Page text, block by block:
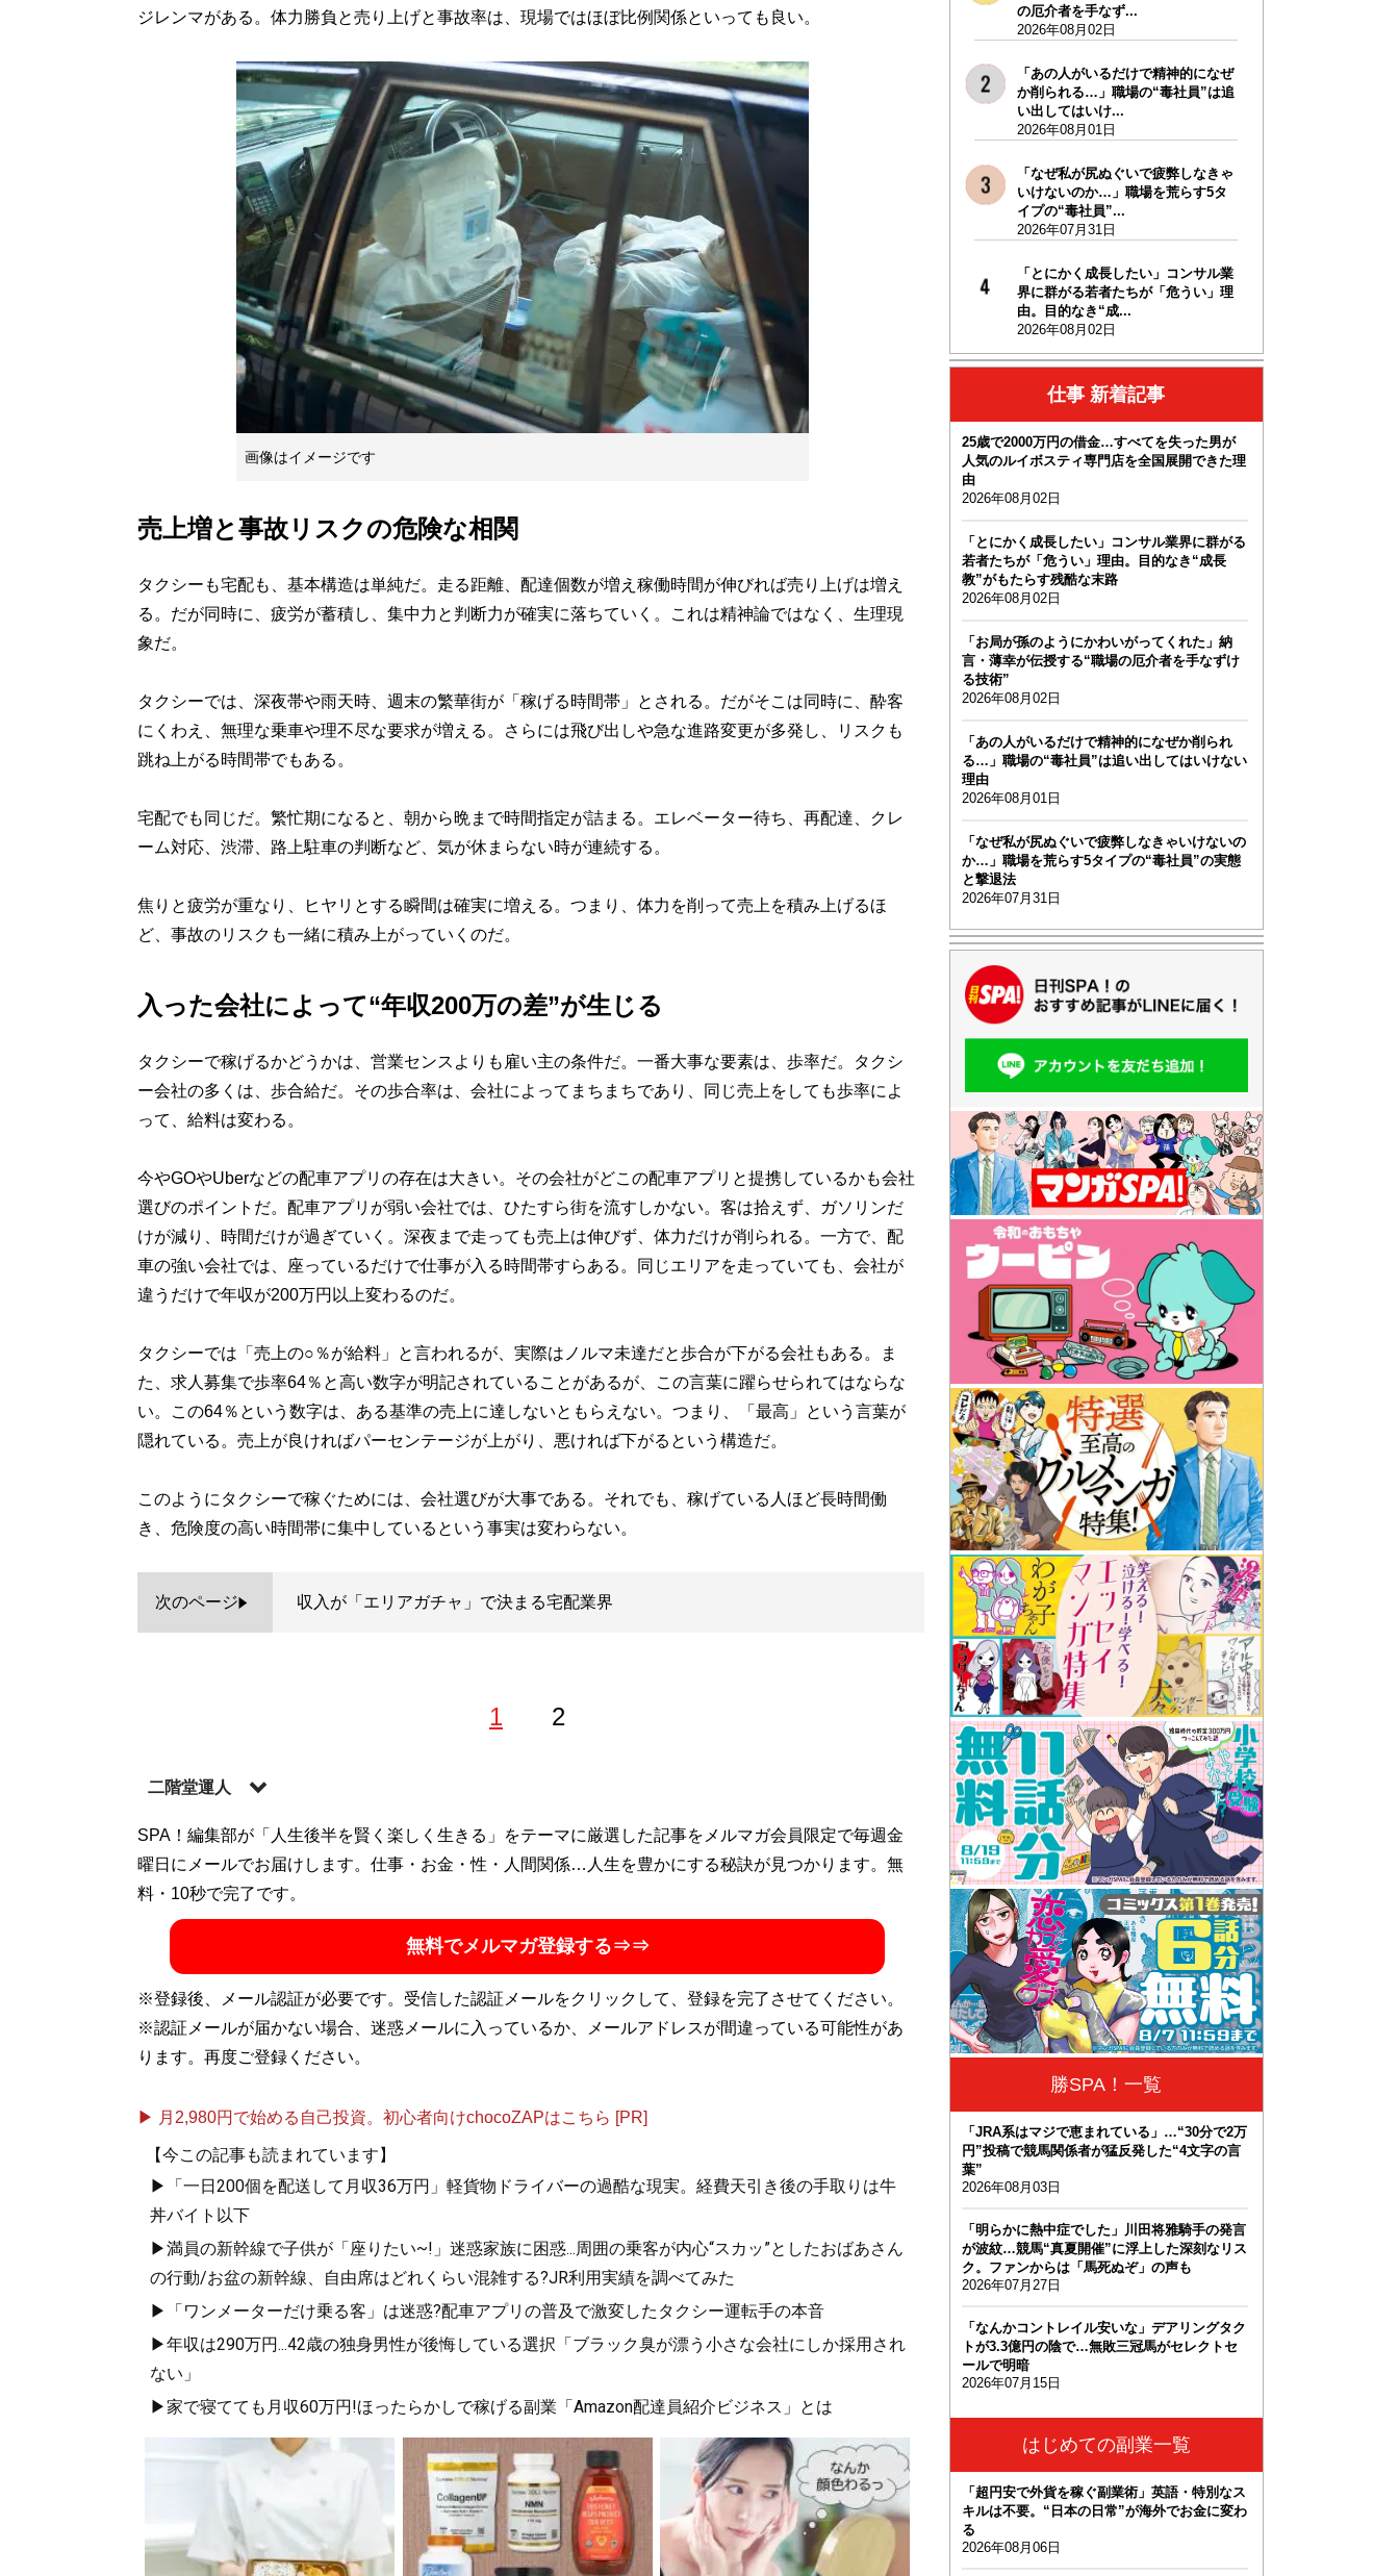
ジレンマがある。体力勝負と売り上げと事故率は、現場ではほぼ比例関係といっても良い。
画像はイメージです
売上増と事故リスクの危険な相関
タクシーも宅配も、基本構造は単純だ。走る距離、配達個数が増え稼働時間が伸びれば売り上げは増え
る。だが同時に、疲労が蓄積し、集中力と判断力が確実に落ちていく。これは精神論ではなく、生理現
象だ。
タクシーでは、深夜帯や雨天時、週末の繁華街が「稼げる時間帯」とされる。だがそこは同時に、酔客
にくわえ、無理な乗車や理不尽な要求が増える。さらには飛び出しや急な進路変更が多発し、リスクも
跳ね上がる時間帯でもある。
宅配でも同じだ。繁忙期になると、朝から晩まで時間指定が詰まる。エレベーター待ち、再配達、クレ
ーム対応、渋滞、路上駐車の判断など、気が休まらない時が連続する。
焦りと疲労が重なり、ヒヤリとする瞬間は確実に増える。つまり、体力を削って売上を積み上げるほ
ど、事故のリスクも一緒に積み上がっていくのだ。
入った会社によって“年収200万の差”が生じる
タクシーで稼げるかどうかは、営業センスよりも雇い主の条件だ。一番大事な要素は、歩率だ。タクシ
ー会社の多くは、歩合給だ。その歩合率は、会社によってまちまちであり、同じ売上をしても歩率によ
って、給料は変わる。
今やGOやUberなどの配車アプリの存在は大きい。その会社がどこの配車アプリと提携しているかも会社
選びのポイントだ。配車アプリが弱い会社では、ひたすら街を流すしかない。客は拾えず、ガソリンだ
けが減り、時間だけが過ぎていく。深夜まで走っても売上は伸びず、体力だけが削られる。一方で、配
車の強い会社では、座っているだけで仕事が入る時間帯すらある。同じエリアを走っていても、会社が
違うだけで年収が200万円以上変わるのだ。
タクシーでは「売上の○％が給料」と言われるが、実際はノルマ未達だと歩合が下がる会社もある。ま
た、求人募集で歩率64％と高い数字が明記されていることがあるが、この言葉に躍らせられてはならな
い。この64％という数字は、ある基準の売上に達しないともらえない。つまり、「最高」という言葉が
隠れている。売上が良ければパーセンテージが上がり、悪ければ下がるという構造だ。
このようにタクシーで稼ぐためには、会社選びが大事である。それでも、稼げている人ほど長時間働
き、危険度の高い時間帯に集中しているという事実は変わらない。
次のページ 収入が「エリアガチャ」で決まる宅配業界
1 2
二階堂運人
物流ライター。ライター業の傍らタクシードライバーとして東京23区内を走り回り、さまざまな人との
出会いの中から、世の中の動向や世間のつぶやきなど情報収集し発信する。また、最大手宅配会社に長
年宅配ドライバーとして勤務した経験とネットワークを活かし、大手経済誌のWEB版などで宅配関連の
記事も執筆する。タクシー・宅配業界の現場視点から、「物」・「人」・「運ぶ」・「届ける」をそれ
ぞれハード（荷物・人）だけではなく、ソフト（心と気持ち）の面を中心に記事を執筆中。ブログ
記事一覧へ
SPA！編集部が「人生後半を賢く楽しく生きる」をテーマに厳選した記事をメルマガ会員限定で毎週金
曜日にメールでお届けします。仕事・お金・性・人間関係…人生を豊かにする秘訣が見つかります。無
料・10秒で完了です。
無料でメルマガ登録する⇒⇒
※登録後、メール認証が必要です。受信した認証メールをクリックして、登録を完了させてください。
※認証メールが届かない場合、迷惑メールに入っているか、メールアドレスが間違っている可能性があ
ります。再度ご登録ください。
▶ 月2,980円で始める自己投資。初心者向けchocoZAPはこちら [PR]
【今この記事も読まれています】
▶「一日200個を配送して月収36万円」軽貨物ドライバーの過酷な現実。経費天引き後の手取りは牛
丼バイト以下
▶満員の新幹線で子供が「座りたい~!」迷惑家族に困惑...周囲の乗客が内心“スカッ”としたおばあさん
の行動/お盆の新幹線、自由席はどれくらい混雑する?JR利用実績を調べてみた
▶「ワンメーターだけ乗る客」は迷惑?配車アプリの普及で激変したタクシー運転手の本音
▶年収は290万円...42歳の独身男性が後悔している選択「ブラック臭が漂う小さな会社にしか採用され
ない」
▶家で寝てても月収60万円!ほったらかしで稼げる副業「Amazon配達員紹介ビジネス」とは
の厄介者を手なず...
2026年08月02日
「あの人がいるだけで精神的になぜ
か削られる…」職場の“毒社員”は追
い出してはいけ...
2026年08月01日
「なぜ私が尻ぬぐいで疲弊しなきゃ
いけないのか…」職場を荒らす5タ
イプの“毒社員”...
2026年07月31日
「とにかく成長したい」コンサル業
界に群がる若者たちが「危うい」理
由。目的なき“成...
2026年08月02日
仕事 新着記事
25歳で2000万円の借金…すべてを失った男が
人気のルイボスティ専門店を全国展開できた理
由
2026年08月02日
「とにかく成長したい」コンサル業界に群がる
若者たちが「危うい」理由。目的なき“成長
教”がもたらす残酷な末路
2026年08月02日
「お局が孫のようにかわいがってくれた」納
言・薄幸が伝授する“職場の厄介者を手なずけ
る技術”
2026年08月02日
「あの人がいるだけで精神的になぜか削られ
る…」職場の“毒社員”は追い出してはいけない
理由
2026年08月01日
「なぜ私が尻ぬぐいで疲弊しなきゃいけないの
か…」職場を荒らす5タイプの“毒社員”の実態
と撃退法
2026年07月31日
勝SPA！一覧
「JRA系はマジで恵まれている」…“30分で2万
円”投稿で競馬関係者が猛反発した“4文字の言
葉”
2026年08月03日
「明らかに熱中症でした」川田将雅騎手の発言
が波紋…競馬“真夏開催”に浮上した深刻なリス
ク。ファンからは「馬死ぬぞ」の声も
2026年07月27日
「なんかコントレイル安いな」デアリングタク
トが3.3億円の陰で…無敗三冠馬がセレクトセ
ールで明暗
2026年07月15日
はじめての副業一覧
「超円安で外貨を稼ぐ副業術」英語・特別なス
キルは不要。“日本の日常”が海外でお金に変わ
る
2026年08月06日